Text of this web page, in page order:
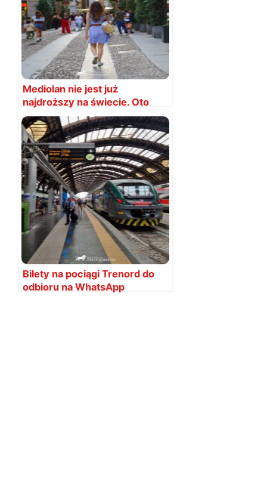
Mediolan nie jest już
najdroższy na świecie. Oto
nowy lider
Bilety na pociągi Trenord do
odbioru na WhatsApp